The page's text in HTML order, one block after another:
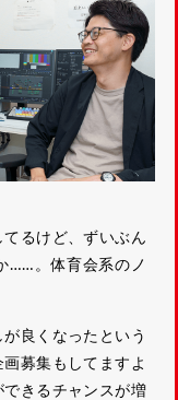
るけど、ずいぶん
……。体育会系のノ
良くなったという
募集もしてますよ
きるチャンスが増